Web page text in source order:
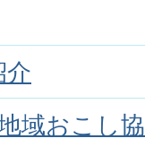
介
域おこし